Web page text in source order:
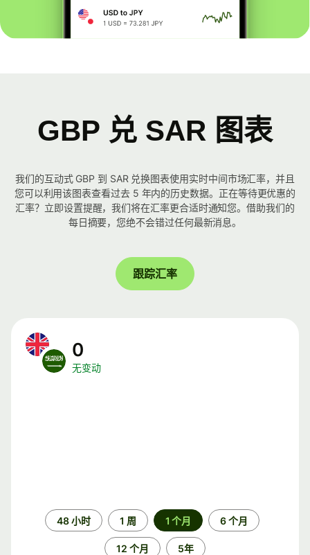
GBP 兑 SAR 图表
我们的互动式 GBP 到 SAR 兑换图表使用实时中间市场汇率，并且
您可以利用该图表查看过去 5 年内的历史数据。正在等待更优惠的
汇率？立即设置提醒，我们将在汇率更合适时通知您。借助我们的
每日摘要，您绝不会错过任何最新消息。
跟踪汇率
0
无变动
48 小时 1 周 1 个月 6 个月
12 个月 5年